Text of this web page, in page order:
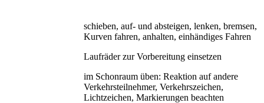
schieben, auf- und absteigen, lenken, bremsen,
Kurven fahren, anhalten, einhändiges Fahren
Laufräder zur Vorbereitung einsetzen
im Schonraum üben: Reaktion auf andere
Verkehrsteilnehmer, Verkehrszeichen,
Lichtzeichen, Markierungen beachten